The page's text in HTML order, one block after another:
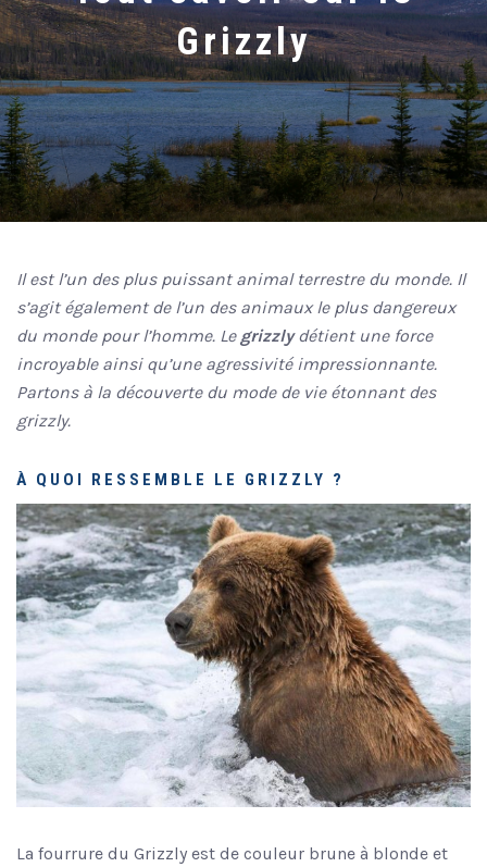
Grizzly
Il est l’un des plus puissant animal terrestre du monde. Il
s’agit également de l’un des animaux le plus dangereux
du monde pour l’homme. Le grizzlydétient une force
incroyable ainsi qu’une agressivité impressionnante.
Partons à la découverte du mode de vie étonnant des
grizzly.
À QUOI RESSEMBLE LE GRIZZLY ?
La fourrure du Grizzly est de couleur brune à blonde et